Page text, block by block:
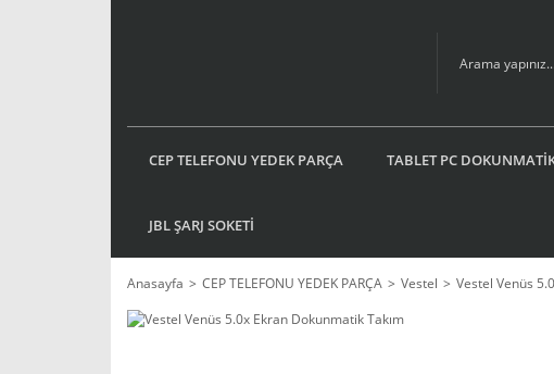
CEP TELEFONU YEDEK PARÇA TABLET PC
JBL ŞARJ SOKETİ
Anasayfa CEP TELEFONU YEDEK PARÇA Vestel Vestel Venüs